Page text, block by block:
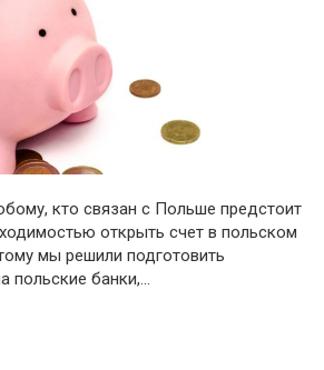
кто связан с Польше предстоит
открыть счет в польском
мы решили подготовить
польские банки,…